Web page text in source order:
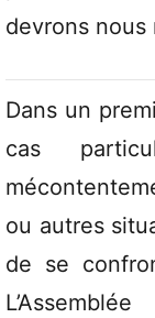
devrons nous
Dans un
cas
ou autres
de se